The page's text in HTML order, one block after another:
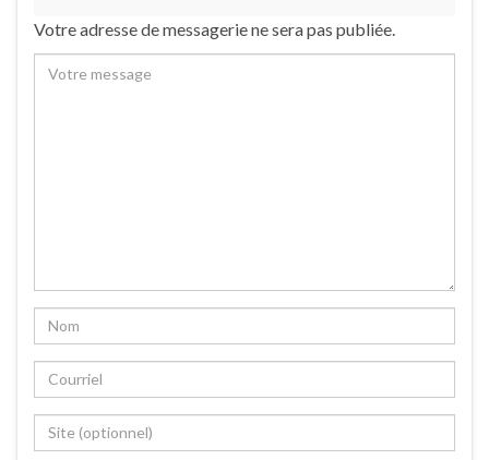
Votre adresse de messagerie ne sera pas publiée.